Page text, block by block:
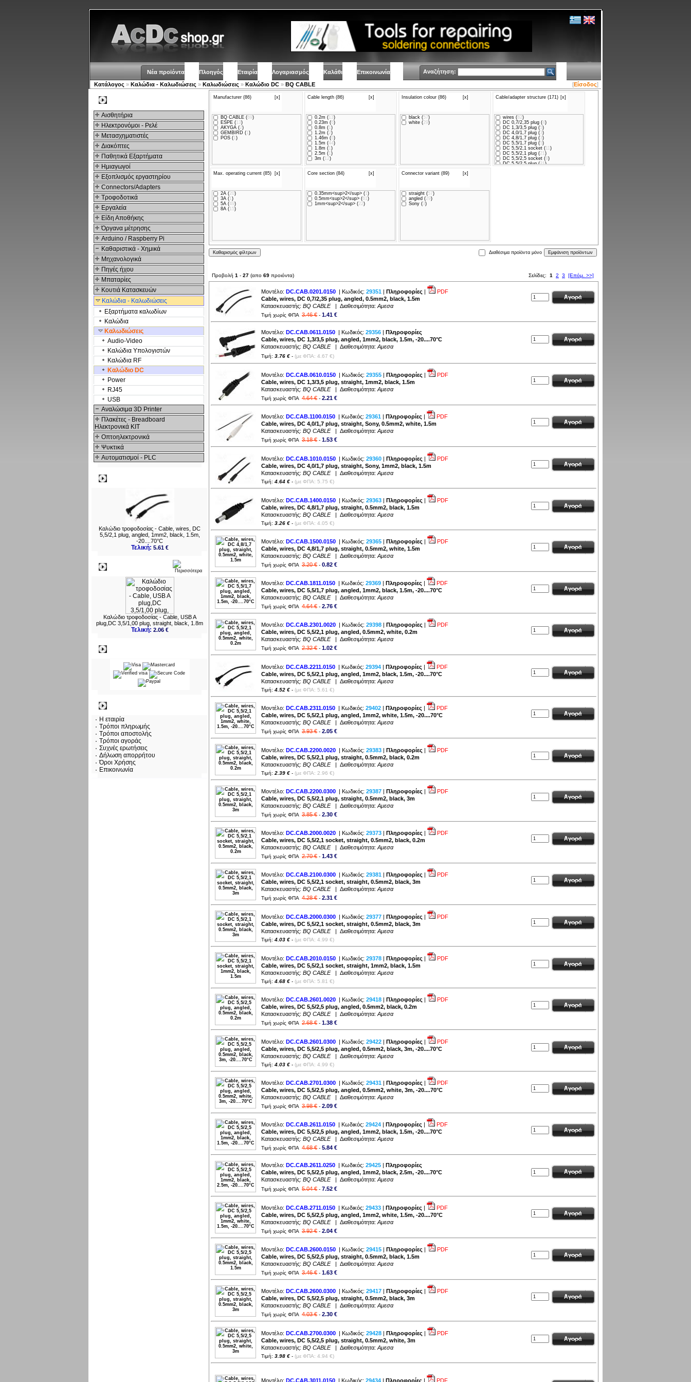
Νέα προϊόντα Πλοηγός Εταιρία Λογαριασμός Καλάθι Επικοινωνία Αναζήτηση:
Κατάλογος » Καλώδια - Καλωδιώσεις » Καλωδιώσεις » Καλώδιο DC » BQ CABLE [Είσοδος]
Αισθητήρια
Ηλεκτρονόμοι - Ρελέ
Μετασχηματιστές
Διακόπτες
Παθητικά Εξαρτήματα
Hμιαγωγοί
Εξοπλισμός εργαστηρίου
Connectors/Adapters
Τροφοδοτικά
Εργαλεία
Είδη Αποθήκης
Όργανα μέτρησης
Arduino / Raspberry Pi
Καθαριστικά - Χημικά
Μηχανολογικά
Πηγές ήχου
Μπαταρίες
Κουτιά Κατασκευών
Καλώδια - Καλωδιώσεις
Εξαρτήματα καλωδίων
Καλώδια
Καλωδιώσεις
Audio-Video
Καλώδια Υπολογιστών
Καλώδια RF
Καλώδιο DC
Power
RJ45
USB
Αναλώσιμα 3D Printer
Πλακέτες - Breadboard
Ηλεκτρονικά ΚΙΤ
Οπτοηλεκτρονικά
Ψυκτικά
Αυτοματισμοί - PLC
Καλώδιο τροφοδοσίας - Cable, wires, DC
5,5/2,1 plug, angled, 1mm2, black, 1.5m,
-20....70°C
Τελική: 5.61 €
Καλώδιο τροφοδοσίας - Cable, USB A
plug,DC 3,5/1,00 plug, straight, black, 1.8m
Τελική: 2.06 €
Η εταιρία
Τρόποι πληρωμής
Τρόποι αποστολής
Τρόποι αγοράς
Συχνές ερωτήσεις
Δήλωση απορρήτου
Όροι Χρήσης
Επικοινωνία
Manufacturer (86) [x]
BQ CABLE (69)
ESPE (13 )
AKYGA (2)
GEMBIRD (1)
POS (1)
Cable length (86) [x]
0.2m (13 )
0.23m (6)
0.8m (1)
1.2m (2)
1.46m (6)
1.5m (44 )
1.8m (1)
2.5m (1)
3m (12)
Insulation colour (86) [x]
black (57)
white (29)
Cable/adapter structure (171) [x]
wires ( 82)
DC 0,7/2,35 plug (4 )
DC 1,3/3,5 plug (5)
DC 4,0/1,7 plug (3 )
DC 4,8/1,7 plug (3 )
DC 5,5/1,7 plug (5)
DC 5,5/2,1 socket (11)
DC 5,5/2,1 plug (21)
DC 5,5/2,5 socket ( 8 )
DC 5,5/2,5 plug (21)
Max. operating current (85) [x]
2A (20)
3A (1)
5A (49)
8A (15)
Core section (84) [x]
0.35mm<sup>2</sup> (1)
0.5mm<sup>2</sup> (61)
1mm<sup>2</sup> (22)
Connector variant (89) [x]
straight (57)
angled (29)
Sony (3 )
Διαθέσιμα προϊόντα μόνο
Προβολή 1 - 27 (απο 69 προιόντα) Σελίδες: 1 2 3 [Επόμ. >>]
Μοντέλο: DC.CAB.0201.0150 | Κωδικός: 29351 | Πληροφορίες |
PDF
Cable, wires, DC 0,7/2,35 plug, angled, 0.5mm2, black, 1.5m
Κατασκευαστής: BQ CABLE| Διαθεσιμότητα: Αμεσα
Τιμή χωρίς ΦΠΑ 3.46 € - 1.41 €
Μοντέλο: DC.CAB.0611.0150 | Κωδικός: 29356 | Πληροφορίες
Cable, wires, DC 1,3/3,5 plug, angled, 1mm2, black, 1.5m, -20....70°C
Κατασκευαστής: BQ CABLE| Διαθεσιμότητα: Αμεσα
Τιμή: 3.76 € - (με ΦΠΑ: 4.67 €)
Μοντέλο: DC.CAB.0610.0150 | Κωδικός: 29355 | Πληροφορίες |
PDF
Cable, wires, DC 1,3/3,5 plug, straight, 1mm2, black, 1.5m
Κατασκευαστής: BQ CABLE| Διαθεσιμότητα: Αμεσα
Τιμή χωρίς ΦΠΑ 4.64 € - 2.21 €
Μοντέλο: DC.CAB.1100.0150 | Κωδικός: 29361 | Πληροφορίες |
PDF
Cable, wires, DC 4,0/1,7 plug, straight, Sony, 0.5mm2, white, 1.5m
Κατασκευαστής: BQ CABLE| Διαθεσιμότητα: Αμεσα
Τιμή χωρίς ΦΠΑ 3.18 € - 1.53 €
Μοντέλο: DC.CAB.1010.0150 | Κωδικός: 29360 | Πληροφορίες |
PDF
Cable, wires, DC 4,0/1,7 plug, straight, Sony, 1mm2, black, 1.5m
Κατασκευαστής: BQ CABLE| Διαθεσιμότητα: Αμεσα
Τιμή: 4.64 € - (με ΦΠΑ: 5.75 €)
Μοντέλο: DC.CAB.1400.0150 | Κωδικός: 29363 | Πληροφορίες |
PDF
Cable, wires, DC 4,8/1,7 plug, straight, 0.5mm2, black, 1.5m
Κατασκευαστής: BQ CABLE| Διαθεσιμότητα: Αμεσα
Τιμή: 3.26 € - (με ΦΠΑ: 4.05 €)
Μοντέλο: DC.CAB.1500.0150 | Κωδικός: 29365 | Πληροφορίες |
PDF
Cable, wires, DC 4,8/1,7 plug, straight, 0.5mm2, white, 1.5m
Κατασκευαστής: BQ CABLE| Διαθεσιμότητα: Αμεσα
Τιμή χωρίς ΦΠΑ 3.20 € - 0.82 €
Μοντέλο: DC.CAB.1811.0150 | Κωδικός: 29369 | Πληροφορίες |
PDF
Cable, wires, DC 5,5/1,7 plug, angled, 1mm2, black, 1.5m, -20....70°C
Κατασκευαστής: BQ CABLE| Διαθεσιμότητα: Αμεσα
Τιμή χωρίς ΦΠΑ 4.64 € - 2.76 €
Μοντέλο: DC.CAB.2301.0020 | Κωδικός: 29398 | Πληροφορίες |
PDF
Cable, wires, DC 5,5/2,1 plug, angled, 0.5mm2, white, 0.2m
Κατασκευαστής: BQ CABLE| Διαθεσιμότητα: Αμεσα
Τιμή χωρίς ΦΠΑ 2.32 € - 1.02 €
Μοντέλο: DC.CAB.2211.0150 | Κωδικός: 29394 | Πληροφορίες |
PDF
Cable, wires, DC 5,5/2,1 plug, angled, 1mm2, black, 1.5m, -20....70°C
Κατασκευαστής: BQ CABLE| Διαθεσιμότητα: Αμεσα
Τιμή: 4.52 € - (με ΦΠΑ: 5.61 €)
Μοντέλο: DC.CAB.2311.0150 | Κωδικός: 29402 | Πληροφορίες |
PDF
Cable, wires, DC 5,5/2,1 plug, angled, 1mm2, white, 1.5m, -20....70°C
Κατασκευαστής: BQ CABLE| Διαθεσιμότητα: Αμεσα
Τιμή χωρίς ΦΠΑ 3.93 € - 2.05 €
Μοντέλο: DC.CAB.2200.0020 | Κωδικός: 29383 | Πληροφορίες |
PDF
Cable, wires, DC 5,5/2,1 plug, straight, 0.5mm2, black, 0.2m
Κατασκευαστής: BQ CABLE| Διαθεσιμότητα: Αμεσα
Τιμή: 2.39 € - (με ΦΠΑ: 2.96 €)
Μοντέλο: DC.CAB.2200.0300 | Κωδικός: 29387 | Πληροφορίες |
PDF
Cable, wires, DC 5,5/2,1 plug, straight, 0.5mm2, black, 3m
Κατασκευαστής: BQ CABLE| Διαθεσιμότητα: Αμεσα
Τιμή χωρίς ΦΠΑ 3.85 € - 2.30 €
Μοντέλο: DC.CAB.2000.0020 | Κωδικός: 29373 | Πληροφορίες |
PDF
Cable, wires, DC 5,5/2,1 socket, straight, 0.5mm2, black, 0.2m
Κατασκευαστής: BQ CABLE| Διαθεσιμότητα: Αμεσα
Τιμή χωρίς ΦΠΑ 2.70 € - 1.43 €
Μοντέλο: DC.CAB.2100.0300 | Κωδικός: 29381 | Πληροφορίες |
PDF
Cable, wires, DC 5,5/2,1 socket, straight, 0.5mm2, black, 3m
Κατασκευαστής: BQ CABLE| Διαθεσιμότητα: Αμεσα
Τιμή χωρίς ΦΠΑ 4.28 € - 2.31 €
Μοντέλο: DC.CAB.2000.0300 | Κωδικός: 29377 | Πληροφορίες |
PDF
Cable, wires, DC 5,5/2,1 socket, straight, 0.5mm2, black, 3m
Κατασκευαστής: BQ CABLE| Διαθεσιμότητα: Αμεσα
Τιμή: 4.03 € - (με ΦΠΑ: 4.99 €)
Μοντέλο: DC.CAB.2010.0150 | Κωδικός: 29378 | Πληροφορίες |
PDF
Cable, wires, DC 5,5/2,1 socket, straight, 1mm2, black, 1.5m
Κατασκευαστής: BQ CABLE| Διαθεσιμότητα: Αμεσα
Τιμή: 4.68 € - (με ΦΠΑ: 5.81 €)
Μοντέλο: DC.CAB.2601.0020 | Κωδικός: 29418 | Πληροφορίες |
PDF
Cable, wires, DC 5,5/2,5 plug, angled, 0.5mm2, black, 0.2m
Κατασκευαστής: BQ CABLE| Διαθεσιμότητα: Αμεσα
Τιμή χωρίς ΦΠΑ 2.68 € - 1.38 €
Μοντέλο: DC.CAB.2601.0300 | Κωδικός: 29422 | Πληροφορίες |
PDF
Cable, wires, DC 5,5/2,5 plug, angled, 0.5mm2, black, 3m, -20....70°C
Κατασκευαστής: BQ CABLE| Διαθεσιμότητα: Αμεσα
Τιμή: 4.03 € - (με ΦΠΑ: 4.99 €)
Μοντέλο: DC.CAB.2701.0300 | Κωδικός: 29431 | Πληροφορίες |
PDF
Cable, wires, DC 5,5/2,5 plug, angled, 0.5mm2, white, 3m, -20....70°C
Κατασκευαστής: BQ CABLE| Διαθεσιμότητα: Αμεσα
Τιμή χωρίς ΦΠΑ 3.98 € - 2.09 €
Μοντέλο: DC.CAB.2611.0150 | Κωδικός: 29424 | Πληροφορίες |
PDF
Cable, wires, DC 5,5/2,5 plug, angled, 1mm2, black, 1.5m, -20....70°C
Κατασκευαστής: BQ CABLE| Διαθεσιμότητα: Αμεσα
Τιμή χωρίς ΦΠΑ 4.68 € - 5.84 €
Μοντέλο: DC.CAB.2611.0250 | Κωδικός: 29425 | Πληροφορίες
Cable, wires, DC 5,5/2,5 plug, angled, 1mm2, black, 2.5m, -20....70°C
Κατασκευαστής: BQ CABLE| Διαθεσιμότητα: Αμεσα
Τιμή χωρίς ΦΠΑ 5.04 € - 7.52 €
Μοντέλο: DC.CAB.2711.0150 | Κωδικός: 29433 | Πληροφορίες |
PDF
Cable, wires, DC 5,5/2,5 plug, angled, 1mm2, white, 1.5m, -20....70°C
Κατασκευαστής: BQ CABLE| Διαθεσιμότητα: Αμεσα
Τιμή χωρίς ΦΠΑ 3.92 € - 2.04 €
Μοντέλο: DC.CAB.2600.0150 | Κωδικός: 29415 | Πληροφορίες |
PDF
Cable, wires, DC 5,5/2,5 plug, straight, 0.5mm2, black, 1.5m
Κατασκευαστής: BQ CABLE| Διαθεσιμότητα: Αμεσα
Τιμή χωρίς ΦΠΑ 3.46 € - 1.63 €
Μοντέλο: DC.CAB.2600.0300 | Κωδικός: 29417 | Πληροφορίες |
PDF
Cable, wires, DC 5,5/2,5 plug, straight, 0.5mm2, black, 3m
Κατασκευαστής: BQ CABLE| Διαθεσιμότητα: Αμεσα
Τιμή χωρίς ΦΠΑ 4.03 € - 2.30 €
Μοντέλο: DC.CAB.2700.0300 | Κωδικός: 29428 | Πληροφορίες |
PDF
Cable, wires, DC 5,5/2,5 plug, straight, 0.5mm2, white, 3m
Κατασκευαστής: BQ CABLE| Διαθεσιμότητα: Αμεσα
Τιμή: 3.98 € - (με ΦΠΑ: 4.94 €)
Μοντέλο: DC.CAB.3011.0150 | Κωδικός: 29434 | Πληροφορίες | PDF